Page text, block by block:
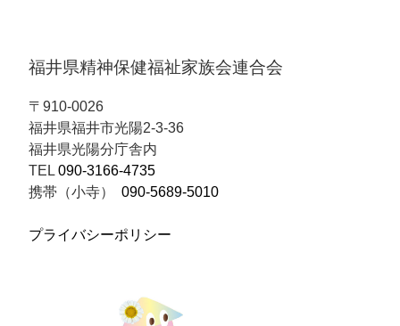
福井県精神保健福祉家族会連合会
〒910-0026
福井県福井市光陽2-3-36
福井県光陽分庁舎内
TEL090-3166-4735
携帯（小寺） 090-5689-5010
プライバシーポリシー